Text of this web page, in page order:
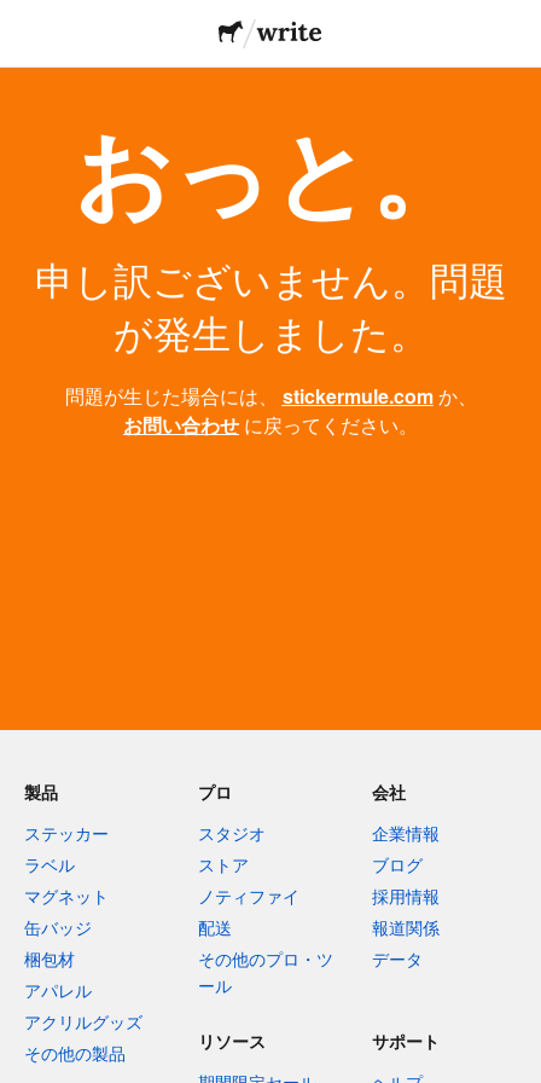
おっと。
申し訳ございません。問題
が発生しました。
問題が生じた場合には、 stickermule.comか、
お問い合わせ に戻ってください。
製品
ステッカー
ラベル
マグネット
缶バッジ
梱包材
アパレル
アクリルグッズ
その他の製品
プロ
スタジオ
ストア
ノティファイ
配送
その他のプロ・ツ
ール
会社
企業情報
ブログ
採用情報
報道関係
データ
リソース
サポート